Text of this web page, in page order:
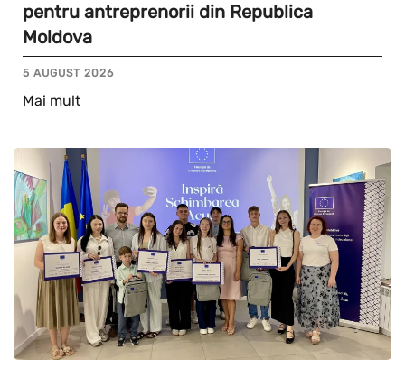
pentru antreprenorii din Republica
Moldova
5 AUGUST 2026
Mai mult